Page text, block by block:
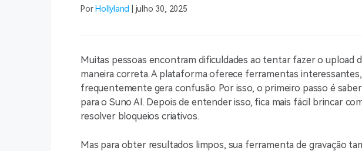
Por Hollyland | julho 30, 2025
Muitas pessoas encontram dificuldades ao tentar fazer o upload
maneira correta. A plataforma oferece ferramentas
frequentemente gera confusão. Por isso, o primeiro passo é
para o Suno AI. Depois de entender isso, fica mais fácil brincar
resolver bloqueios criativos.
Mas para obter resultados limpos, sua ferramenta de gravação